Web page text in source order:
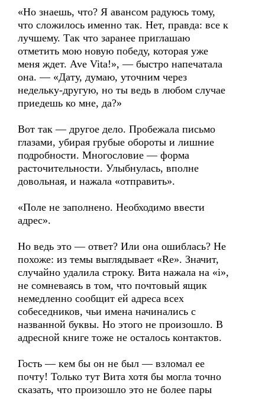
«Но знаешь, что? Я авансом радуюсь тому,
что сложилось именно так. Нет, правда: все к
лучшему. Так что заранее приглашаю
отметить мою новую победу, которая уже
меня ждет. Ave Vita!», — быстро напечатала
она. — «Дату, думаю, уточним через
недельку-другую, но ты ведь в любом случае
приедешь ко мне, да?»
Вот так — другое дело. Пробежала письмо
глазами, убирая грубые обороты и лишние
подробности. Многословие — форма
расточительности. Улыбнулась, вполне
довольная, и нажала «отправить».
«Поле не заполнено. Необходимо ввести
адрес».
Но ведь это — ответ? Или она ошиблась? Не
похоже: из темы выглядывает «Re». Значит,
случайно удалила строку. Вита нажала на «i»,
не сомневаясь в том, что почтовый ящик
немедленно сообщит ей адреса всех
собеседников, чьи имена начинались с
названной буквы. Но этого не произошло. В
адресной книге тоже не осталось контактов.
Гость — кем бы он не был — взломал ее
почту! Только тут Вита хотя бы могла точно
сказать, что произошло это не более пары